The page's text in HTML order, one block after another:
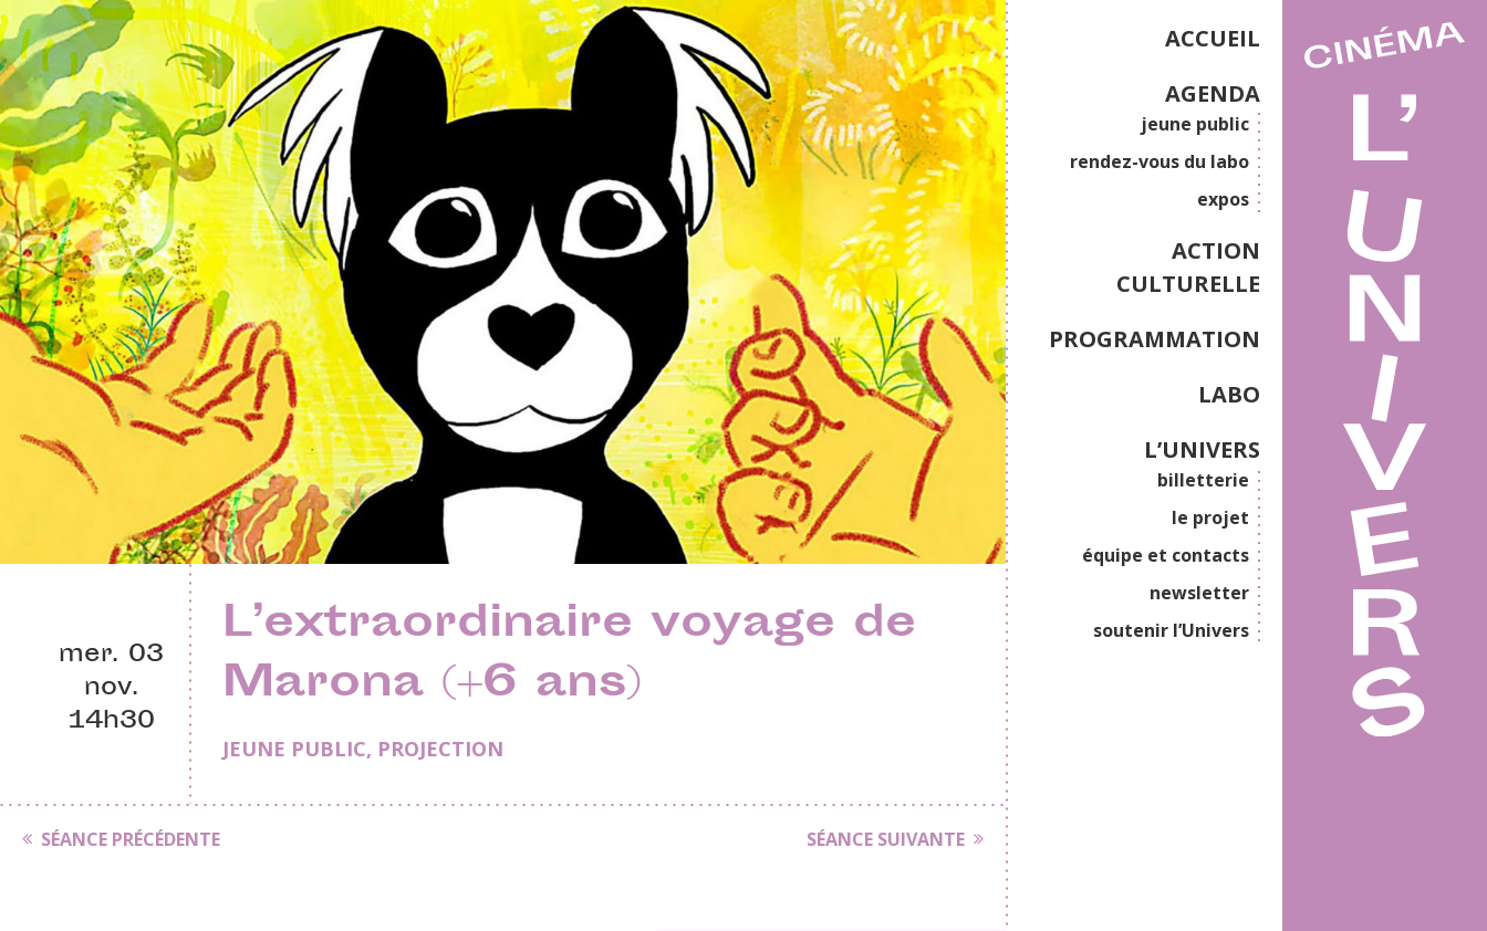
ACCUEIL
AGENDA
jeune public
rendez-vous du labo
expos
ACTION
CULTURELLE
PROGRAMMATION
LABO
L’UNIVERS
billetterie
le projet
équipe et contacts
newsletter
soutenir l’Univers
mer. 03
nov.
14h30
L’extraordinaire voyage de
Marona (+6 ans)
JEUNE PUBLIC, PROJECTION
SÉANCE PRÉCÉDENTE SÉANCE SUIVANTE